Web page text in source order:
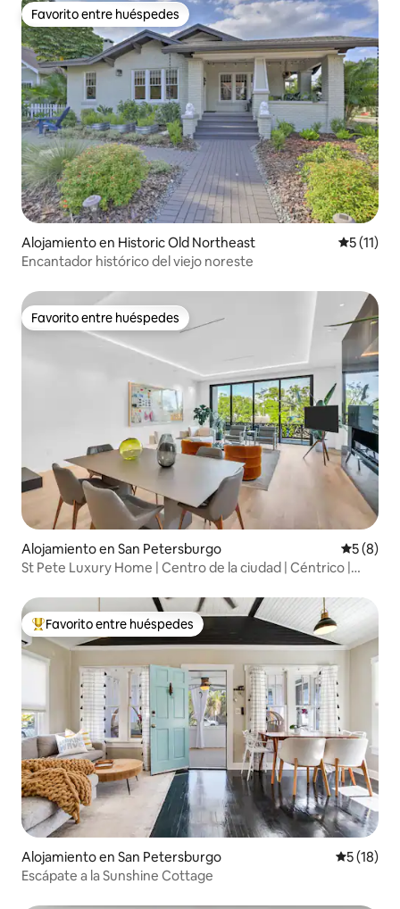
Favorito entre huéspedes
Favorito entre huéspedes
Alojamiento en Historic Old Northeast
5 (11)
Encantador histórico del viejo noreste
Favorito entre huéspedes
Favorito entre huéspedes
Alojamiento en San Petersburgo
5 (8)
St Pete Luxury Home | Centro de la ciudad | Céntrico |
Favorito entre huéspedes preferido
Favorito entre huéspedes
Alojamiento en San Petersburgo
5 (18)
Escápate a la Sunshine Cottage